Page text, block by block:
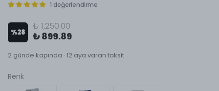
1 değerlendirme
%28
₺ 1,250.00
₺ 899.89
2 günde kapında · 12 aya varan taksit
Renk